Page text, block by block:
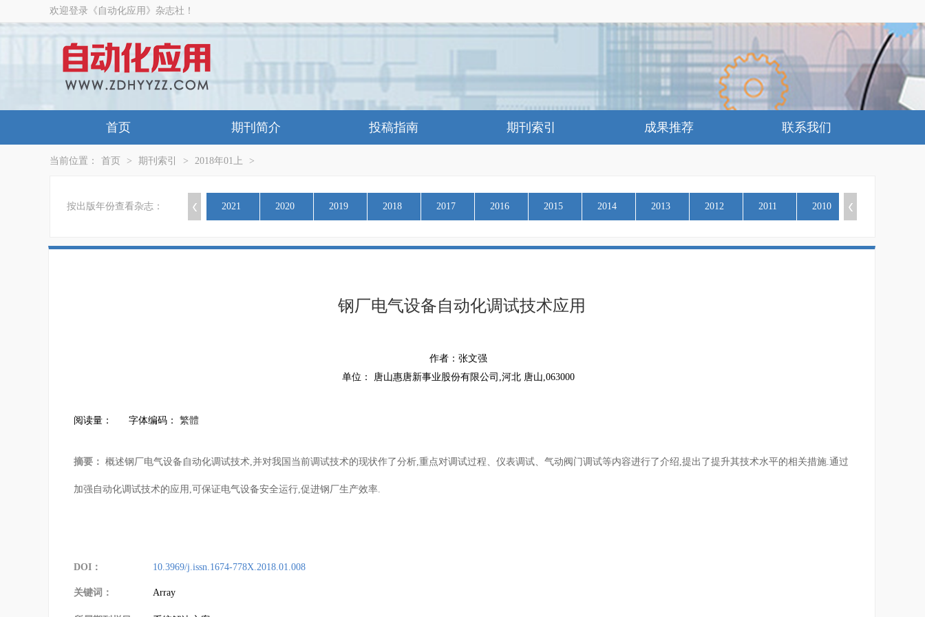
欢迎登录《自动化应用》杂志社！
首页 期刊简介 投稿指南 期刊索引 成果推荐 联系我们
当前位置： 首页 > 期刊索引 > 2018年01上 >
按出版年份查看杂志： 2021 2020 2019 2018 2017 2016 2015 2014 2013 2012 2011 2010
钢厂电气设备自动化调试技术应用
作者：张文强
单位： 唐山惠唐新事业股份有限公司,河北 唐山,063000
阅读量： 字体编码： 繁體
摘要： 概述钢厂电气设备自动化调试技术,并对我国当前调试技术的现状作了分析,重点对调试过程、仪表调试、气动阀门调试等内容进行了介绍,提出了提升其技术水平的相关措施.通过
加强自动化调试技术的应用,可保证电气设备安全运行,促进钢厂生产效率.
DOI： 10.3969/j.issn.1674-778X.2018.01.008
关键词： Array